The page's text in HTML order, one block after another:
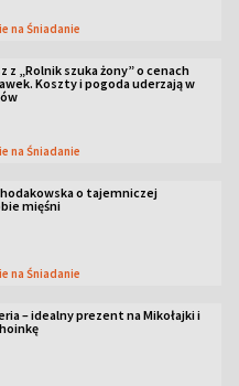
na Śniadanie
z „Rolnik szuka żony” o cenach
Koszty i pogoda uderzają w
na Śniadanie
o tajemniczej
mięśni
na Śniadanie
– idealny prezent na Mikołajki i